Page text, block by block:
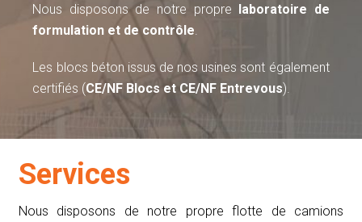
Nous disposons de notre propre laboratoire de
formulation et de contrôle.
Les blocs béton issus de nos usines sont également
certifiés (CE/NF Blocs et CE/NF Entrevous).
Services
Nous disposons de notre propre flotte de camions